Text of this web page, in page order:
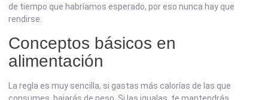
de tiempo que habríamos esperado, por eso nunca hay que
rendirse.
Conceptos básicos en
alimentación
La regla es muy sencilla, si gastas más calorías de las que
consumes, bajarás de peso. Si las igualas, te mantendrás